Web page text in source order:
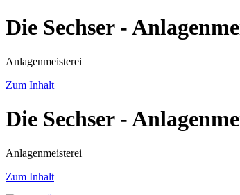
Die Sechser -
Anlagenmeisterei
Zum Inhalt
Die Sechser -
Anlagenmeisterei
Zum Inhalt